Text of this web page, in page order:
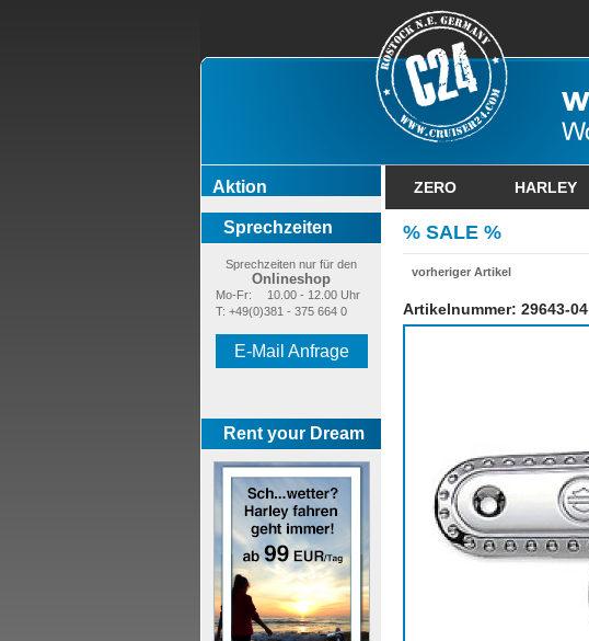
Aktion
Sprechzeiten
Sprechzeiten nur für den
Onlineshop
Mo-Fr:
10.00 - 12.00 Uhr
T: +49(0)381 - 375 664 0
E-Mail Anfrage
Rent your Dream
ZERO HARLEY
% SALE %
vorheriger Artikel
Artikelnummer: 29643-04